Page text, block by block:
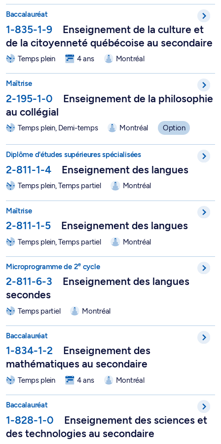
Baccalauréat en enseignement de la culture et de la
Baccalauréat
1-835-1-9
Enseignement de la culture et
de la citoyenneté québécoise au secondaire
Temps plein 4 ans Montréal
Maîtrise en enseignement de la philosophie au collégial - 2-
Maîtrise
2-195-1-0
Enseignement de la philosophie
au collégial
Temps plein, Demi-temps Montréal Option
Diplôme d'études supérieures spécialisées
2-811-1-4 Enseignement des langues
Temps plein, Temps partiel Montréal
Maîtrise en éducation, option Enseignement des langues - 2-
Maîtrise
2-811-1-5 Enseignement des langues
Temps plein, Temps partiel Montréal
e cycle en enseignement des langues
Microprogramme de 2e cycle
2-811-6-3
Enseignement des langues
secondes
Temps partiel Montréal
Baccalauréat en enseignement des mathématiques au
Baccalauréat
1-834-1-2
Enseignement des
mathématiques au secondaire
Temps plein 4 ans Montréal
Baccalauréat en enseignement des sciences et des
Baccalauréat
1-828-1-0
Enseignement des sciences et
des technologies au secondaire